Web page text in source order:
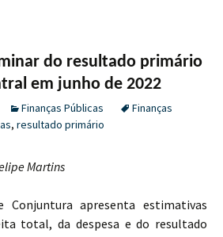
do resultado primário
em junho de 2022
Finanças Públicas
Finanças
, resultado primário
Martins
apresenta estimativas
total, da despesa e do resultado